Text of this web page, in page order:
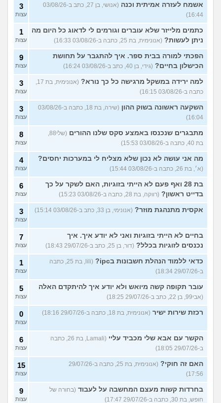
אשמח לעזרה אמיתית וכנה
(אנושי, בן 27, כתב ב-03/08/26
16:44)
3
עצות
כתמים מלייזר שלא עוברים וגורמים לי לדאוג כל היום מה
ניתן לעשות? (אנונימית, בת 25, כתבה ב-03/08/26 16:33)
1
עצות
הפכתי למורה בבית ספר. איך להתגבר על תחושת
הכישלון בחיים? (גידי, בן 40, כתב ב-03/08/26 16:24)
9
עצות
למה ירידה במשקל מרגישה כל כך נורא?
כתבה ב-03/08/26 16:15)
3
עצות
השקעה ראשונה בשוק ההון
(שירה, בת 18, כתבה ב-03/08/26
16:04)
3
עצות
מתבגרים שנכנסו באמצע סקס שלנו ההורים
בת 40, כתבה ב-03/08/26 15:53)
8
עצות
מה אני עושה לא נכון שלא מצליח לי במערכות יחסים?
(א׳, בת 26, כתבה ב-03/08/26 15:44)
4
עצות
בת 28 ואף פעם לא הייתי בזוגיות, האם לשקר על כך
בדייט ראשון? (רווקה, בת 28, כתבה ב-03/08/26 15:23)
6
עצות
אקסית מתנהגת מוזר? (אנונימי, בן 33, כתב ב-03/08/26 15:14) 3
עצות
בחיים לא הייתי בזוגיות ואני לא יודע איך. איך
נכנסים לזוגיות בכלל? (דור, בן 25, כתב ב-29/07/26 18:43)
7
עצות
כדאי ללמוד הנהלת חשבונות בipc?
(lili, בת 25, כתבה
ב-29/07/26 18:34)
1
עצות
עובר תקופה קשה מיואש ולא יודע איך להיתקדם האלה
(אבי99, בן 22, כתב ב-29/07/26 18:25)
5
עצות
רכזת שירות ישיר (אנונימית, בת 18, כתבה ב-29/07/26 18:16) 0
עצות
הקשר עם אבא שלי מכביד עליי
(Lamali, בת 26, כתבה
ב-29/07/26 18:05)
6
עצות
האם זה חוקי?
(אנונימית, בת 25, כתבה ב-29/07/26
17:56)
15
עצות
בחרדות קשות מעצם המחשבה על לעבוד (בחורה של
חופש, בת 30, כתבה ב-29/07/26 17:47)
9
עצות